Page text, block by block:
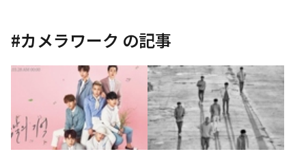
#カメラワーク の記事